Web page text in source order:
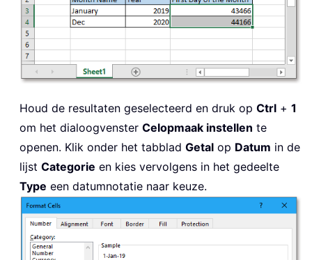
Houd de resultaten geselecteerd en druk op Ctrl + 1
om het dialoogvenster Celopmaak instellen te
openen. Klik onder het tabblad Getal op Datum in de
lijst Categorie en kies vervolgens in het gedeelte
Type een datumnotatie naar keuze.